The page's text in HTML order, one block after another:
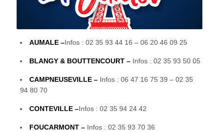
AUMALE –Infos : 02 35 93 44 16 – 06 20 46 09 25
BLANGY & BOUTTENCOURT – Infos : 02 35 93 50 05
CAMPNEUSEVILLE – Infos : 06 47 16 75 39 – 02 35
94 80 70
CONTEVILLE –Infos : 02 35 94 24 42
FOUCARMONT – Infos : 02 35 93 70 36